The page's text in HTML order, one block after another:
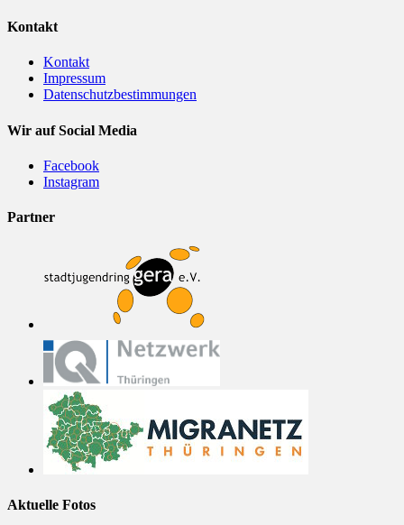
Kontakt
Kontakt
Impressum
Datenschutzbestimmungen
Wir auf Social Media
Facebook
Instagram
Partner
Aktuelle Fotos